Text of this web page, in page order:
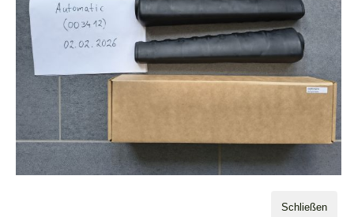
Schließen
Automatic
(357 Posts)
vor 5 Monaten
Kick
Automatic
(357 Posts)
vor 4 Monaten
Kick